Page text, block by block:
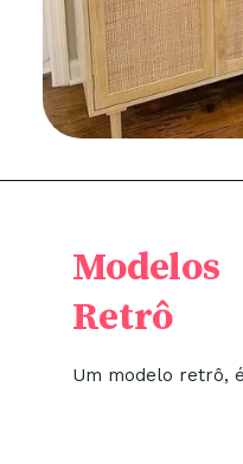
Um modelo retrô,
Modelos
Retrô